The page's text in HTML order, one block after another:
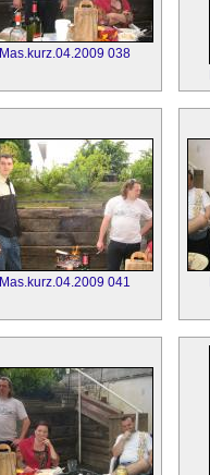
Mas.kurz.04.2009 038
Mas.kurz.04.2009 041